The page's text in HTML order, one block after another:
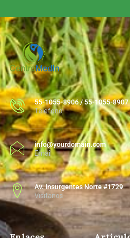
55-1055-8906 / 55-1055-8907
Telefono
info@yourdomain.com
Email
Av. Insurgentes Norte #1729
Visitanos